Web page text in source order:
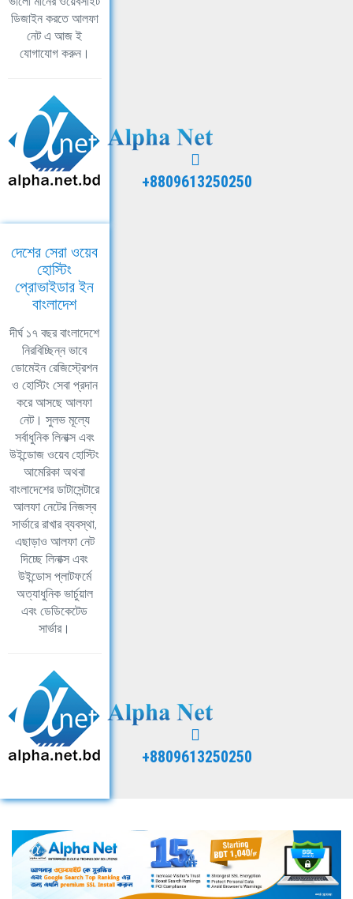
ডিজাইন করতে আলফা
নেট এ আজ ই
যোগাযোগ করুন।
+8809613250250
দেশের সেরা ওয়েব
হোস্টিং
প্রোভাইডার ইন
বাংলাদেশ
দীর্ঘ ১৭ বছর বাংলাদেশে
নিরবিচ্ছিন্ন ভাবে
ডোমেইন রেজিস্ট্রেশন
ও হোস্টিং সেবা প্রদান
করে আসছে আলফা
নেট। সুলভ মূল্যে
সর্বাধুনিক লিনাক্স এবং
উইন্ডোজ ওয়েব হোস্টিং
আমেরিকা অথবা
বাংলাদেশের ডাটাসেন্টারে
আলফা নেটের নিজস্ব
সার্ভারে রাখার ব্যবস্থা,
এছাড়াও আলফা নেট
দিচ্ছে লিনাক্স এবং
উইন্ডোস প্লাটফর্মে
অত্যাধুনিক ভার্চুয়াল
এবং ডেডিকেটেড
সার্ভার।
+8809613250250